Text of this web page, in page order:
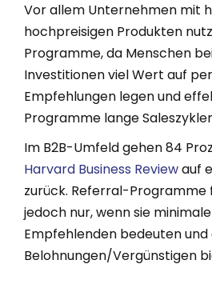
Vor allem Unternehmen mit
hochpreisigen Produkten
Programme, da Menschen
Investitionen viel Wert auf
Empfehlungen legen und
Programme lange
Im B2B-Umfeld gehen 84
Harvard Business Reviewauf
zurück. Referral-Programme
jedoch nur, wenn sie
Empfehlenden bedeuten
Belohnungen/Vergünstigen